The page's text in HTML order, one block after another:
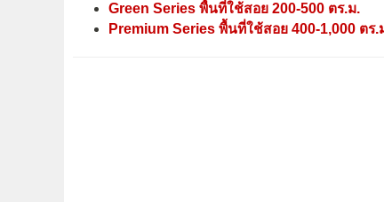
Green Series พื้นที่ใช้สอย 200-500 ตร.ม.
Premium Series พื้นที่ใช้สอย 400-1,000 ตร.